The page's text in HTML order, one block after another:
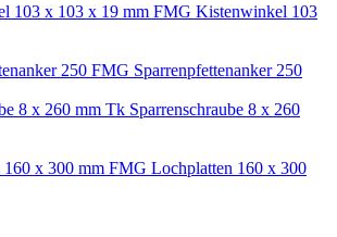
FMG Kistenwinkel 103
FMG Sparrenpfettenanker 250
Tk Sparrenschraube 8 x 260
FMG Lochplatten 160 x 300